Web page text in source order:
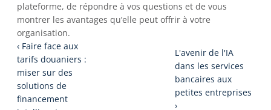
plateforme, de répondre à vos questions et de vous
montrer les avantages qu’elle peut offrir à votre
organisation.
‹ Faire face aux
tarifs douaniers :
miser sur des
solutions de
financement
L'avenir de l'IA
dans les services
bancaires aux
petites entreprises
›